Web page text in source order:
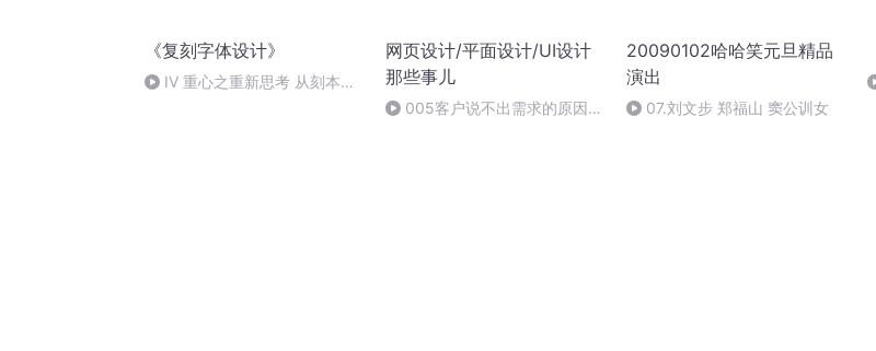
《复刻字体设计》
IV 重心之重新思考 从刻本语
网页设计/平面设计/UI设计
那些事儿
005客户说不出需求的原因究
20090102哈哈笑元旦精品
演出
07.刘文步 郑福山 窦公训女